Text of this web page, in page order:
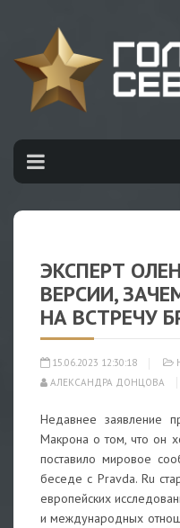
ЭКСПЕРТ
ВЕРСИИ,
НА ВСТРЕЧУ
15.06.2023 12:30:18
АЛЕКСАНДРА ДОНЦОВА
Недавнее заявление
Макрона о том, что он
поставило мировое
беседе с Pravda. Ru
европейских
и международных